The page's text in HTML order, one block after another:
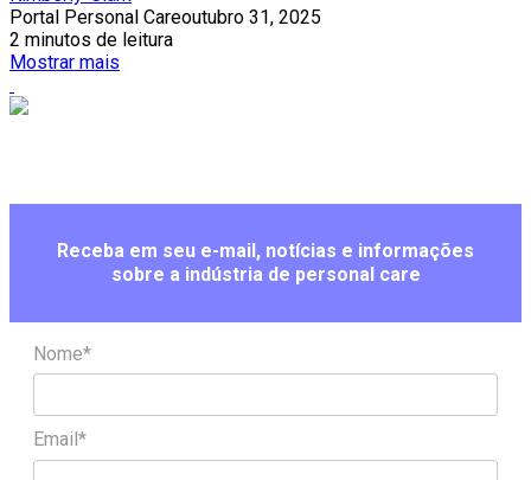
Portal Personal Careoutubro 31, 2025
2 minutos de leitura
Mostrar mais
Receba em seu e-mail, notícias e informações
sobre a indústria de personal care
Nome*
Email*